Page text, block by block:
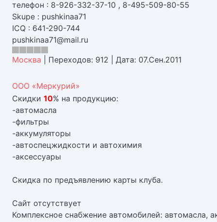
телефон : 8-926-332-37-10 , 8-495-509-80-55
Skupe : pushkinaa71
ICQ : 641-290-744
pushkinaa71@mail.ru
Москва Переходов: 912 Дата: 07.Сен.2011
ООО «Меркурий»
Скидки 10% на продукцию:
-автомасла
-фильтры
-аккумуляторы
-автоспецжидкости и автохимия
-аксессуары
Скидка по предъявлению карты клуба.
Сайт отсутствует
Комплексное снабжение автомобилей: автомасла,